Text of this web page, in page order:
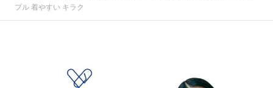
プル 着やすい キラク